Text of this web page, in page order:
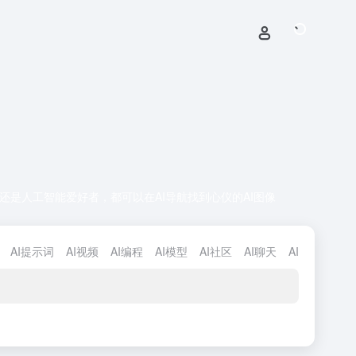
AI提示词 AI视频 AI编程 AI模型 AI社区 AI聊天 AI检测